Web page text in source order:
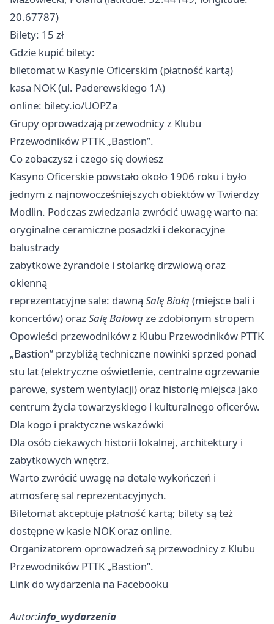
20.67787)
Bilety: 15 zł
Gdzie kupić bilety:
biletomat w Kasynie Oficerskim (płatność kartą)
kasa NOK (ul. Paderewskiego 1A)
online: bilety.io/UOPZa
Grupy oprowadzają przewodnicy z Klubu
Przewodników PTTK „Bastion”.
Co zobaczysz i czego się dowiesz
Kasyno Oficerskie powstało około 1906 roku i było
jednym z najnowocześniejszych obiektów w Twierdzy
Modlin. Podczas zwiedzania zwrócić uwagę warto na:
oryginalne ceramiczne posadzki i dekoracyjne
balustrady
zabytkowe żyrandole i stolarkę drzwiową oraz
okienną
reprezentacyjne sale: dawną Salę Białą(miejsce bali i
koncertów) oraz Salę Balową ze zdobionym stropem
Opowieści przewodników z Klubu Przewodników PTTK
„Bastion” przybliżą techniczne nowinki sprzed ponad
stu lat (elektryczne oświetlenie, centralne ogrzewanie
parowe, system wentylacji) oraz historię miejsca jako
centrum życia towarzyskiego i kulturalnego oficerów.
Dla kogo i praktyczne wskazówki
Dla osób ciekawych historii lokalnej, architektury i
zabytkowych wnętrz.
Warto zwrócić uwagę na detale wykończeń i
atmosferę sal reprezentacyjnych.
Biletomat akceptuje płatność kartą; bilety są też
dostępne w kasie NOK oraz online.
Organizatorem oprowadzeń są przewodnicy z Klubu
Przewodników PTTK „Bastion”.
Link do wydarzenia na Facebooku
Autor:info_wydarzenia